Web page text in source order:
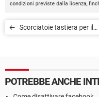
condizioni previste dalla licenza,
Scorciatoie tastiera per il
POTREBBE ANCHE